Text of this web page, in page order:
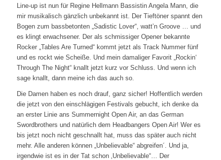
Line-up ist nun für Regine Hellmann Bassistin Angela Mann, die
mir musikalisch gänzlich unbekannt ist. Der Tieftöner spannt den
Bogen zum bassbetonten „Sadistic Lover“, watt’n Groove … und
es klingt erwachsener. Der als schmissiger Opener bekannte
Rocker „Tables Are Turned“ kommt jetzt als Track Nummer fünf
und es rockt wie Scheiße. Und mein damaliger Favorit „Rockin‘
Through The Night“ knallt jetzt kurz vor Schluss. Und wenn ich
sage knallt, dann meine ich das auch so.
Die Damen haben es noch drauf, ganz sicher! Hoffentlich werden
die jetzt von den einschlägigen Festivals gebucht, ich denke da
an erster Linie ans Summernight Open Air, an das German
Swordbrothers und natürlich dem Headbangers Open Air! Wer es
bis jetzt noch nicht geschnallt hat, muss das später auch nicht
mehr. Alle anderen können „Unbelievable“ abgreifen´. Und ja,
irgendwie ist es in der Tat schon ‚Unbelievable“… Der